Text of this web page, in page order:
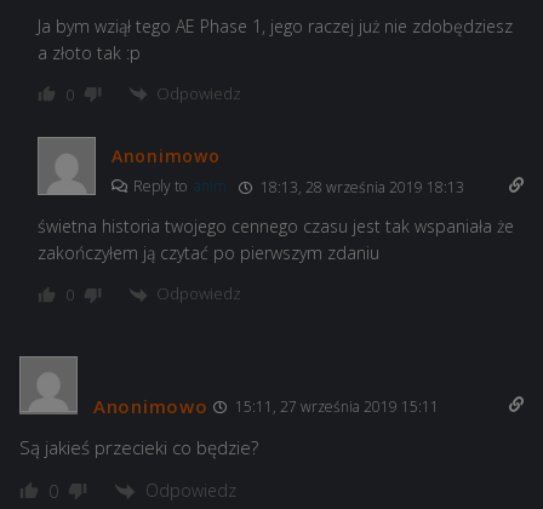
Ja bym wziął tego AE Phase 1, jego raczej już nie zdobędziesz
a złoto tak :p
0 Odpowiedz
Anonimowo
Reply to anim 18:13, 28 września 2019 18:13
świetna historia twojego cennego czasu jest tak wspaniała że
zakończyłem ją czytać po pierwszym zdaniu
0 Odpowiedz
Anonimowo 15:11, 27 września 2019 15:11
Są jakieś przecieki co będzie?
0 Odpowiedz